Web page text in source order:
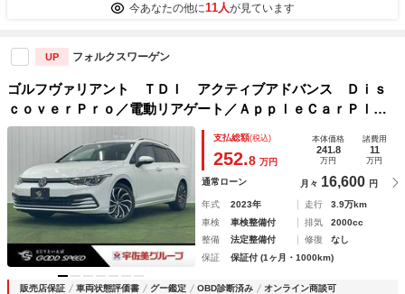
今あなたの他に11人が見ています
UP フォルクスワーゲン
ゴルフヴァリアント ＴＤＩ アクティブアドバンス Ｄｉｓ
ｃｏｖｅｒＰｒｏ／電動リアゲート／ＡｐｐｌｅＣａｒＰｌａ
ｙ／バックカメラ／ＥＴＣ／ヘッドアップディスプレイ／レー
ダークルーズ／ブラインドスポットモニター／バーチャルコッ
クピット
支払総額(税込)
252.8 万円
本体価格
241.8
万円
諸費用
11
万円
通常ローン 月々 16,600 円
年式 2023年 走行
3.9万km
車検
車検整備付 排気
2000cc
整備
法定整備付 修復
なし
保証
保証付 (1ヶ月・1000km)
販売店保証 車両状態評価書 グー鑑定 OBD診断済み
オンライン商談可